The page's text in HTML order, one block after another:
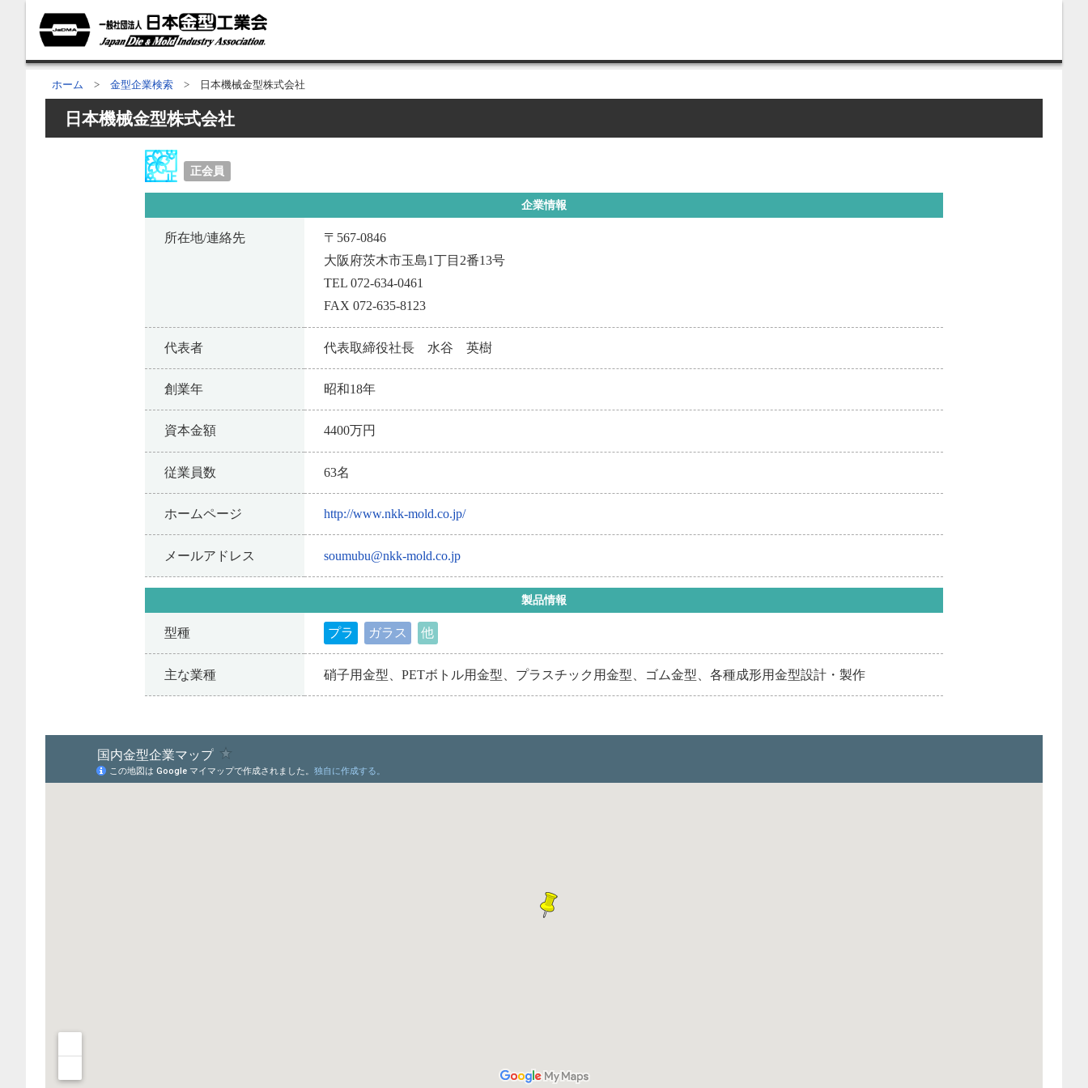
ホーム > 金型企業検索 > 日本機械金型株式会社
日本機械金型株式会社
正会員
企業情報
所在地/連絡先
〒567-0846
大阪府茨木市玉島1丁目2番13号
TEL 072-634-0461
FAX 072-635-8123
代表者 代表取締役社長 水谷 英樹
創業年 昭和18年
資本金額 4400万円
従業員数 63名
ホームページ http://www.nkk-mold.co.jp/
メールアドレス soumubu@nkk-mold.co.jp
製品情報
型種 プラ ガラス 他
主な業種 硝子用金型、PETボトル用金型、プラスチック用金型、ゴム金型、各種成形用金型設計・製作